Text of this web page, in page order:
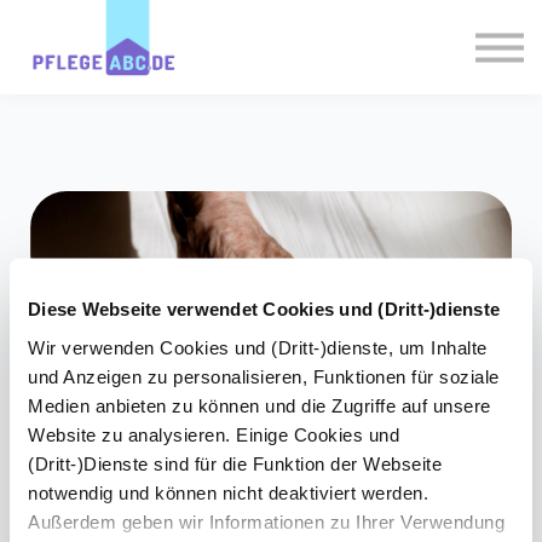
Diese Webseite verwendet Cookies und (Dritt-)dienste
Wir verwenden Cookies und (Dritt-)dienste, um Inhalte
und Anzeigen zu personalisieren, Funktionen für soziale
Medien anbieten zu können und die Zugriffe auf unsere
Website zu analysieren. Einige Cookies und
(Dritt-)Dienste sind für die Funktion der Webseite
notwendig und können nicht deaktiviert werden.
Außerdem geben wir Informationen zu Ihrer Verwendung
Registrieren
Pflegegeld 2026: So